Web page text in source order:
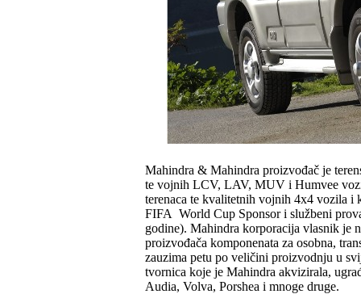
Mahindra & Mahindra proizvođač je
te vojnih LCV, LAV, MUV i Humvee
terenaca te kvalitetnih vojnih 4x4 vozila i
FIFA World Cup Sponsor i službeni
godine). Mahindra korporacija vlasnik je
proizvođača komponenata za osobna,
zauzima petu po veličini proizvodnju u
tvornica koje je Mahindra akvizirala,
Audia, Volva, Porshea i mnoge druge.